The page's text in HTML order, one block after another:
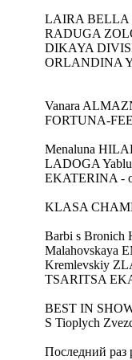
LAIRA BELLA
RADUGA
DIKAYA
ORLANDINA
Vanara
FORTUNA-
Menaluna
LADOGA
EKATERINA -
KLASA
Barbi s Bronich
Malahovskaya
Kremlevskiy
TSARITSA
BEST IN
S Tioplych
Последний раз